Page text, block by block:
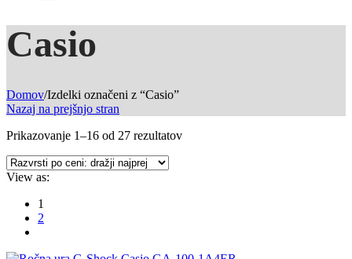
Casio
Domov/Izdelki označeni z “Casio”
Nazaj na prejšnjo stran
Prikazovanje 1–16 od 27 rezultatovRazvrščeno
View as:
1
2